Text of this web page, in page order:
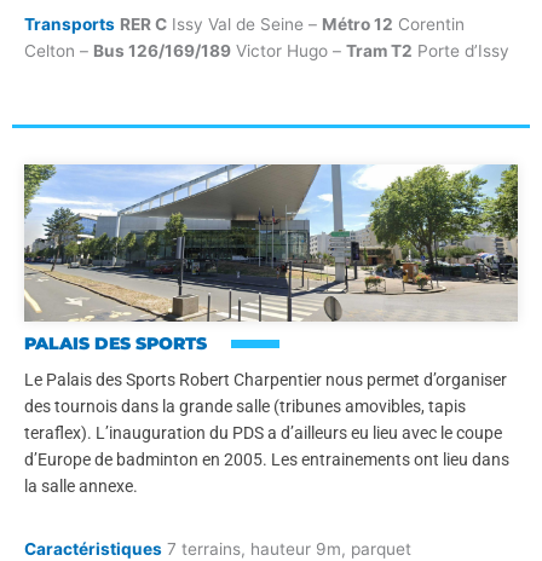
Transports RER C Issy Val de Seine – Métro 12 Corentin
Celton – Bus 126/169/189 Victor Hugo – Tram T2 Porte d’Issy
PALAIS DES SPORTS
Le Palais des Sports Robert Charpentier nous permet d’organiser
des tournois dans la grande salle (tribunes amovibles, tapis
teraflex). L’inauguration du PDS a d’ailleurs eu lieu avec le coupe
d’Europe de badminton en 2005. Les entrainements ont lieu dans
la salle annexe.
Caractéristiques 7 terrains, hauteur 9m, parquet